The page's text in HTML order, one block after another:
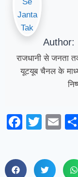
Author:
राजधानी से जनता
यूटयूब चैनल के